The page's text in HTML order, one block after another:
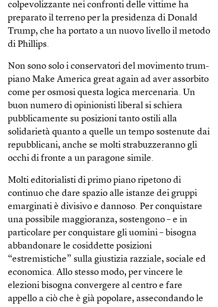
colpevolizzante nei confronti delle vittime ha
preparato il terreno per la presidenza di Donald
Trump, che ha portato a un nuovo livello il metodo
di Phillips.
Non sono solo i conservatori del movimento trum­
piano Make America great again ad aver assorbito
come per osmosi questa logica mercenaria. Un
buon numero di opinionisti liberal si schiera
pubblicamente su posizioni tanto ostili alla
solidarietà quanto a quelle un tempo sostenute dai
repubblicani, anche se molti strabuzzeranno gli
occhi di fronte a un paragone simile.
Molti editorialisti di primo piano ripetono di
continuo che dare spazio alle istanze dei gruppi
emarginati è divisivo e dannoso. Per conquistare
una possibile maggioranza, sostengono – e in
particolare per conquistare gli uomini – bisogna
abbandonare le cosiddette posizioni
“estremistiche” sulla giustizia razziale, sociale ed
economica. Allo stesso modo, per vincere le
elezioni bisogna convergere al centro e fare
appello a ciò che è già popolare, assecondando le